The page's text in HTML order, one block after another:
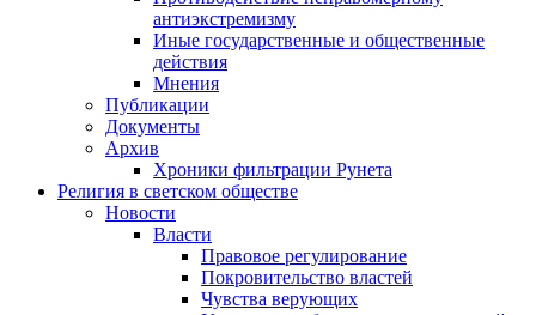
антиэкстремизму
Иные государственные и общественные
действия
Мнения
Публикации
Документы
Архив
Хроники фильтрации Рунета
Религия в светском обществе
Новости
Власти
Правовое регулирование
Покровительство властей
Чувства верующих